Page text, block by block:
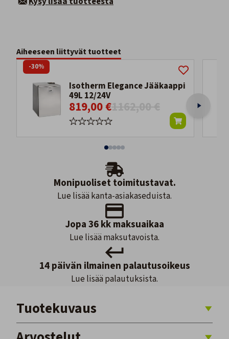
Aiheeseen liittyvät tuotteet
Isotherm Elegance Jääkaappi
49L 12/24V
819,00 €1162,00 €
-30%
Monipuoliset toimitustavat.
Lue lisää kanta-asiakaseduista.
Jopa 36 kk maksuaikaa
Lue lisää maksutavoista.
14 päivän ilmainen palautusoikeus
Lue lisää palautuksista.
Tuotekuvaus